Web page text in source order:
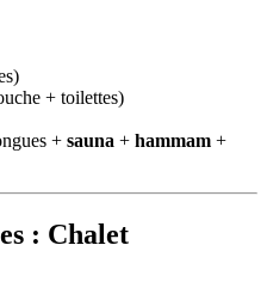
+ toilettes)
+ sauna + hammam +
: Chalet